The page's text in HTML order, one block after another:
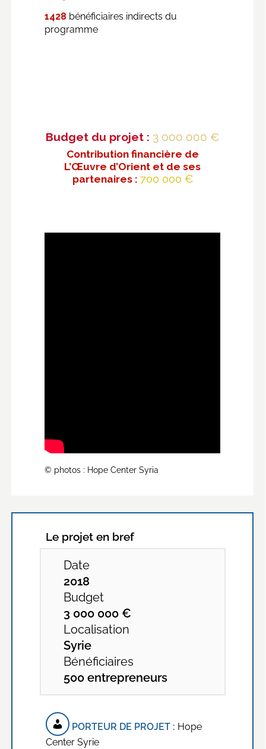
1428 bénéficiaires indirects du
programme
Budget du projet : 3 000 000 €
Contribution financière de
L’Œuvre d’Orient et de ses
partenaires : 700 000 €
© photos : Hope Center Syria
Le projet en bref
Date
2018
Budget
3 000 000 €
Localisation
Syrie
Bénéficiaires
500 entrepreneurs
PORTEUR DE PROJET : Hope
Center Syrie